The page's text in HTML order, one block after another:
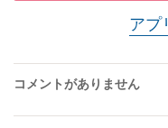
アプ
コメントがありません